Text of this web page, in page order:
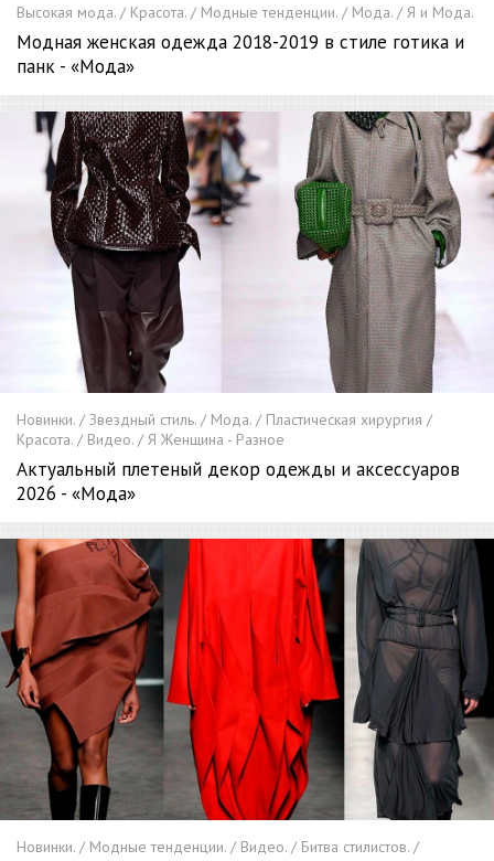
Высокая мода. / Красота. / Модные тенденции. / Мода. / Я и Мода.
Модная женская одежда 2018-2019 в стиле готика и
панк - «Мода»
Новинки. / Звездный стиль. / Мода. / Пластическая хирургия /
Красота. / Видео. / Я Женщина - Разное
Актуальный плетеный декор одежды и аксессуаров
2026 - «Мода»
Новинки. / Модные тенденции. / Видео. / Битва стилистов. /